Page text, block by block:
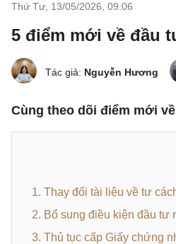
Thứ Tư, 13/05/2026 09:06
5 điểm mới về đầu
Tác giả: Nguyễn Hương
Cùng theo dõi điểm mới
1. Thay đổi tài liệu về tư
2. Bổ sung điều kiện đầu tư
3. Thủ tục cấp Giấy chứng